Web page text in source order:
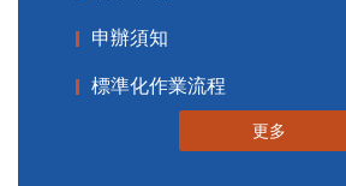
申辦須知
標準化作業流程
更多